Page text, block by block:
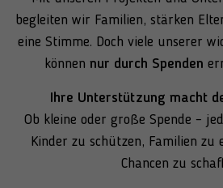
begleiten wir Familien, stärken
eine Stimme. Doch viele unserer
können nur durch Spenden
Ihre Unterstützung macht
Ob kleine oder große Spende –
Kinder zu schützen, Familien zu
Chancen zu